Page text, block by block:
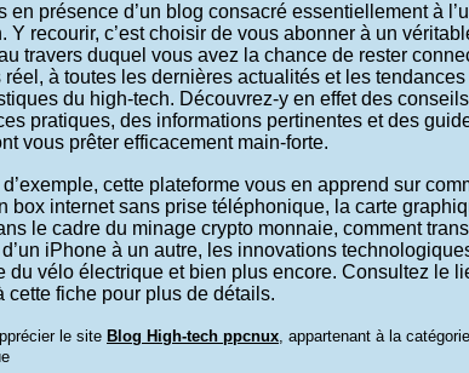
en présence d’un blog consacré essentiellement à
Y recourir, c’est choisir de vous abonner à un
travers duquel vous avez la chance de rester
réel, à toutes les dernières actualités et les tendances
du high-tech. Découvrez-y en effet des
pratiques, des informations pertinentes et des
vous prêter efficacement main-forte.
cette plateforme vous en apprend sur
box internet sans prise téléphonique, la carte
le cadre du minage crypto monnaie, comment
iPhone à un autre, les innovations
du vélo électrique et bien plus encore. Consultez le
cette fiche pour plus de détails.
le site Blog High-tech ppcnux, appartenant à la catégorie